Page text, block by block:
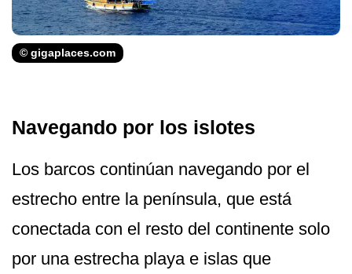
© gigaplaces.com
Navegando por los islotes
Los barcos continúan navegando por el
estrecho entre la península, que está
conectada con el resto del continente solo
por una estrecha playa e islas que